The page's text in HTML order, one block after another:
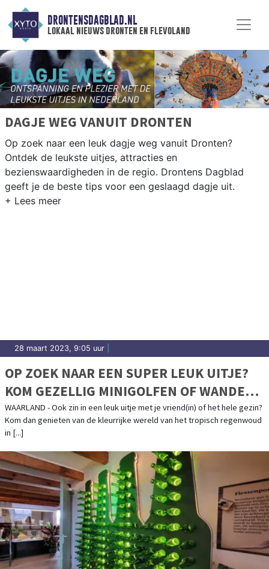
DRONTENSDAGBLAD.NL
lokaal nieuws dronten en flevoland
DAGJE WEG VANUIT DRONTEN
Op zoek naar een leuk dagje weg vanuit Dronten?
Ontdek de leukste uitjes, attracties en
bezienswaardigheden in de regio. Drontens Dagblad
geeft je de beste tips voor een geslaagd dagje uit.
28 maart 2023, 9:05 uur
OP ZOEK NAAR EEN SUPER LEUK UITJE?
KOM GEZELLIG MINIGOLFEN OF WANDEL
TUSSEN DE MOOISTE VLINDERS !
WAARLAND - Ook zin in een leuk uitje met je vriend(in) of het hele gezin?
Kom dan genieten van de kleurrijke wereld van het tropisch regenwoud
in [...]